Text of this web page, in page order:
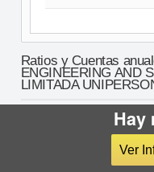
Ratios y Cuentas
ENGINEERING AND
LIMITADA
¿Necesitas
Hay
Ver